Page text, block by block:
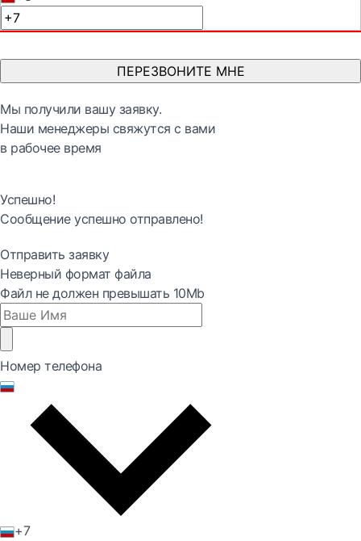
ПЕРЕЗВОНИТЕ МНЕ
Мы получили вашу заявку.
Наши менеджеры свяжутся с вами
в рабочее время
Успешно!
Сообщение успешно отправлено!
Отправить заявку
Неверный формат файла
Файл не должен превышать 10Mb
Номер телефона
+7